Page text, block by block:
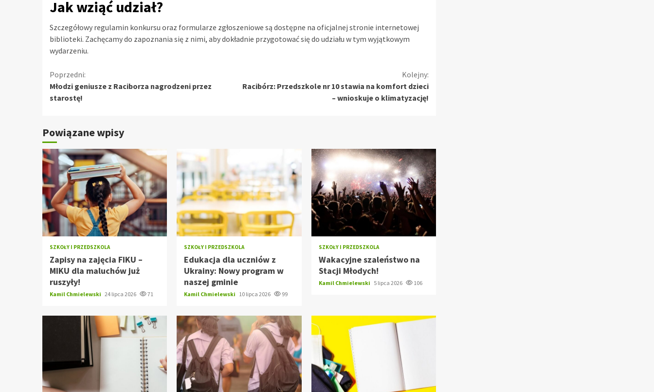
Jak wziąć udział?
Szczegółowy regulamin konkursu oraz formularze zgłoszeniowe są dostępne na oficjalnej stronie internetowej
biblioteki. Zachęcamy do zapoznania się z nimi, aby dokładnie przygotować się do udziału w tym wyjątkowym
wydarzeniu.
Kontynuuj
czytanie
Poprzedni:
Młodzi geniusze z Raciborza nagrodzeni przez
starostę!
Kolejny:
Racibórz: Przedszkole nr 10 stawia na komfort dzieci
– wnioskuje o klimatyzację!
Powiązane wpisy
SZKOŁY I PRZEDSZKOLA
Zapisy na zajęcia FIKU –
MIKU dla maluchów już
ruszyły!
Kamil Chmielewski 24 lipca 2026 71
SZKOŁY I PRZEDSZKOLA
Edukacja dla uczniów z
Ukrainy: Nowy program w
naszej gminie
Kamil Chmielewski 10 lipca 2026 99
SZKOŁY I PRZEDSZKOLA
Wakacyjne szaleństwo na
Stacji Młodych!
Kamil Chmielewski 5 lipca 2026 106